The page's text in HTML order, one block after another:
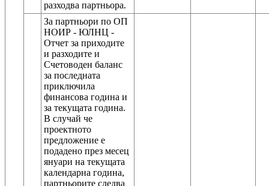
За партньори по ОП
НОИР - ЮЛНЦ -
Отчет за приходите
и разходите и
Счетоводен баланс
за последната
приключила
финансова година и
за текущата година.
В случай че
проектното
предложение е
подадено през месец
януари на текущата
календарна година,
партньорите следва